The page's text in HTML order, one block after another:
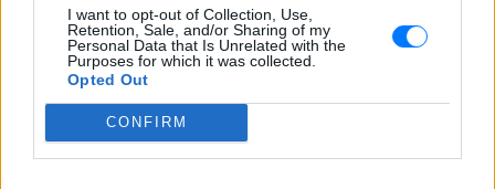
I want to opt-out of Collection, Use,
Retention, Sale, and/or Sharing of my
Personal Data that Is Unrelated with the
Purposes for which it was collected.
Opted Out
CONFIRM
Η παρουσιάστρια μοιράστηκε στο
Instagram σειρά στιγμιότυπων από τις
καλοκαιρινές της διακοπές στο «νησί
των ανέμων».
Η Γαρυφαλλιά Καληφώνη στην
τις πόζες της